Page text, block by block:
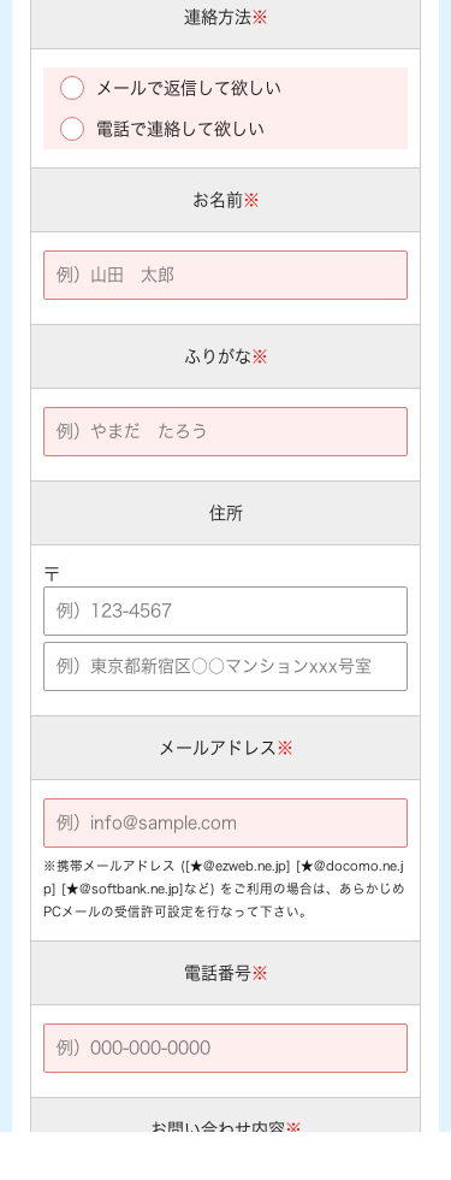
連絡方法※
メールで返信して欲しい
電話で連絡して欲しい
お名前※
ふりがな ※
住所
〒
メールアドレス ※
※携帯メールアドレス ([★@ezweb.ne.jp] [★@docomo.ne.j
p] [★@softbank.ne.jp]など) をご利用の場合は、あらかじめ
PCメールの受信許可設定を行なって下さい。
電話番号※
お問い合わせ内容 ※